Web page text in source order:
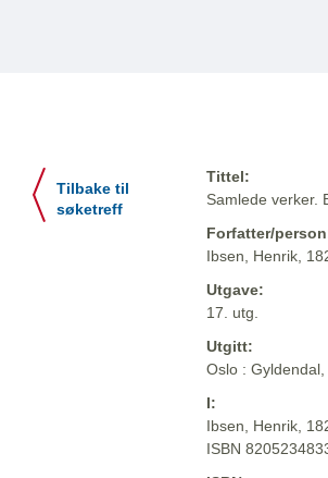
Tilbake til
søketreff
Tittel:
Samlede verker.
Forfatter/
Ibsen, Henrik,
Utgave:
17. utg.
Utgitt:
Oslo :
I:
Ibsen, Henrik,
ISBN